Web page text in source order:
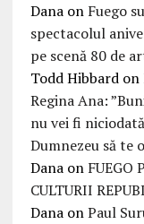
Danaon Fuego
spectacolul
pe scenă 80 de
Todd Hibbardon
Regina Ana:
nu vei fi
Dumnezeu să te
Danaon FUEGO
CULTURII
DanaonPaul